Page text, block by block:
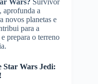
Wars? Survivor
aprofunda a
novos planetas e
para a
prepara o terreno
Star Wars Jedi: